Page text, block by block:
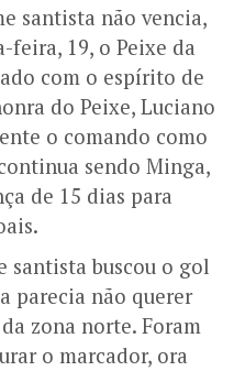
santista não vencia,
feira, 19, o Peixe da
com o espírito de
do Peixe, Luciano
o comando como
sendo Minga,
de 15 dias para
buscou o gol
parecia não querer
zona norte. Foram
o marcador, ora